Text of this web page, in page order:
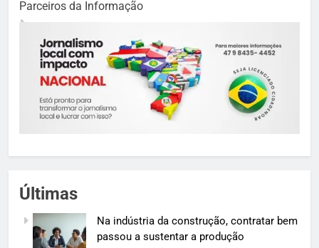
Parceiros da Informação
Últimas
Na indústria da construção, contratar bem
passou a sustentar a produção